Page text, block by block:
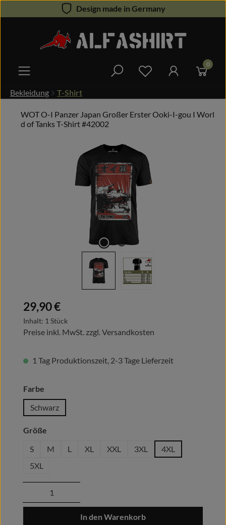
Zum Hauptinhalt springenDesign made in Germany
Du hast 0 0
Bekleidung T-Shirt
WOT O-I Panzer Japan Großer Erster Ooki-I-gou I Worl
d of Tanks T-Shirt #42002
Bildergalerie überspringen
Regulärer Preis:
29,90 €
Inhalt: 1 Stück
Preise inkl. MwSt. zzgl. Versandkosten
1 Tag Produktionszeit, 2-3 Tage Lieferzeit
Farbe
Schwarz
Größe
S
M L XL XXL 3XL
4XL
5XL
Produkt Anzahl: Gib den gewünschten
In den Warenkorb